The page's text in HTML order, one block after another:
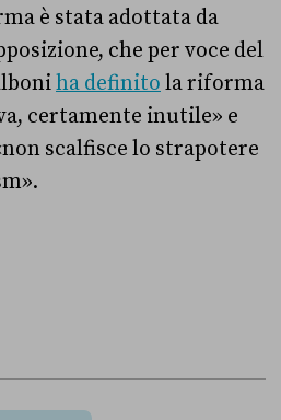
è stata adottata da
che per voce del
ha definito la riforma
certamente inutile» e
scalfisce lo strapotere